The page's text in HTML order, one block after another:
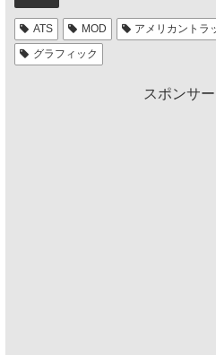
ATS MOD
アメリカントラ
グラフィック
スポンサ